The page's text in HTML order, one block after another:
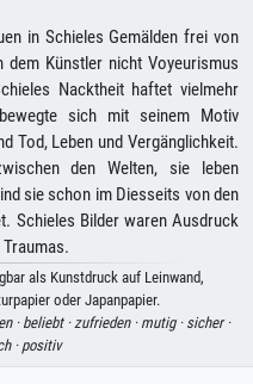
in Schieles Gemälden frei von
Künstler nicht Voyeurismus
Nacktheit haftet vielmehr
sich mit seinem Motiv
Tod, Leben und Vergänglichkeit.
den Welten, sie leben
sie schon im Diesseits von den
Schieles Bilder waren Ausdruck
als Kunstdruck auf Leinwand,
oder Japanpapier.
·beliebt ·zufrieden · mutig · sicher ·
· positiv